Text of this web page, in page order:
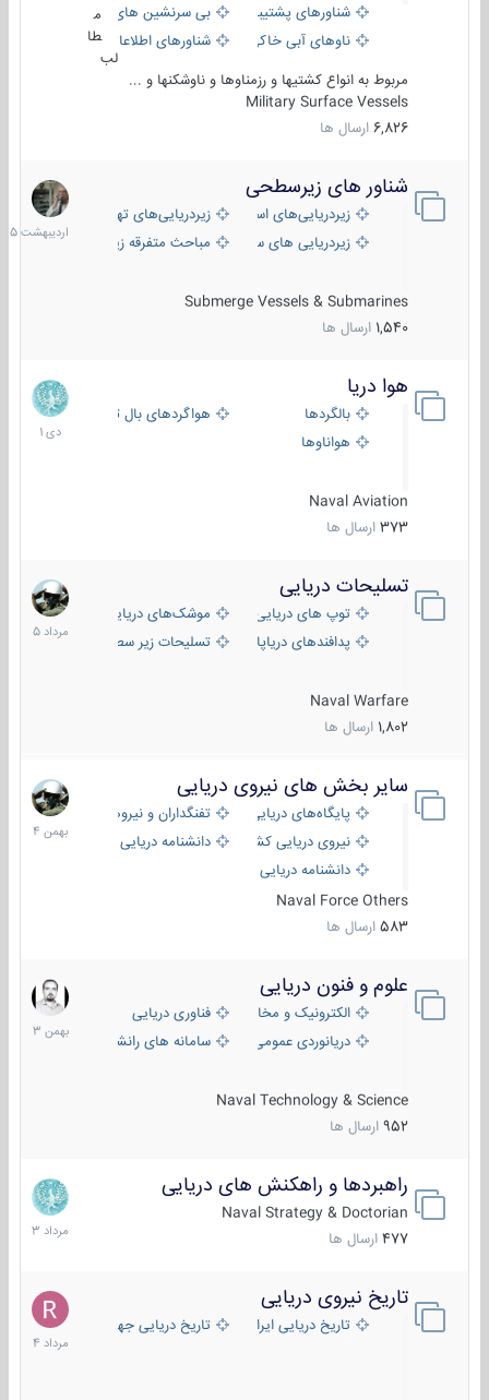
شناورهای پشتیبانی
بی سرنشین های دریایی
ناوهای آبی خاکی و نیروبرشناورهای اطلاعاتی و جاسوسی
طا
لب
مربوط به انواع کشتیها و رزمناوها و ناوشکنها و ...
Military Surface Vessels
6,826 ارسال ها
شناور های زیرسطحی
زیردریایی‌های استراتژیکزیردریایی‌های تهاجمی
زیردریایی های سبک
مباحث متفرقه زیرسطحی
Submerge Vessels & Submarines
1,540 ارسال ها
31
1405
هوا دریا
بالگردها
هواگردهای بال ثابت
هواناوها
Naval Aviation
373 ارسال ها
12
دی
1401
تسلیحات دریایی
توپ های دریایی
موشک‌های دریایی
پدافندهای دریاپایه
تسلیحات زیر سطحی
Naval Warfare
1,802 ارسال ها
2
مرداد
1405
سایر بخش های نیروی دریایی
پایگاه‌های دریایی
تفنگداران و نیروهای ویژه‌ی دریایی
نیروی دریایی کشورهای مختلفدانشنامه دریایی
دانشنامه دریایی کپی
Naval Force Others
583 ارسال ها
22
بهمن
1404
علوم و فنون دریایی
الکترونیک و مخابرات دریاییفناوری دریایی
دریانوردی عمومی
سامانه های رانشی دریایی
Naval Technology & Science
952 ارسال ها
6
بهمن
1403
راهبردها و راهکنش های دریایی
Naval Strategy & Doctorian
477 ارسال ها
2
مرداد
1403
تاریخ نیروی دریایی
تاریخ دریایی ایران تاریخ دریایی جهان
16
مرداد
1404